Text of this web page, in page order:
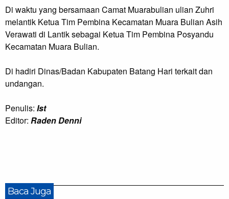
Di waktu yang bersamaan Camat Muarabulian ulian Zuhri
melantik Ketua Tim Pembina Kecamatan Muara Bulian Asih
Verawati di Lantik sebagai Ketua Tim Pembina Posyandu
Kecamatan Muara Bulian.
Di hadiri Dinas/Badan Kabupaten Batang Hari terkait dan
undangan.
Penulis: Ist
Editor: Raden Denni
Baca Juga